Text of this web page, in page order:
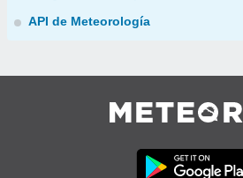
API de Meteorología